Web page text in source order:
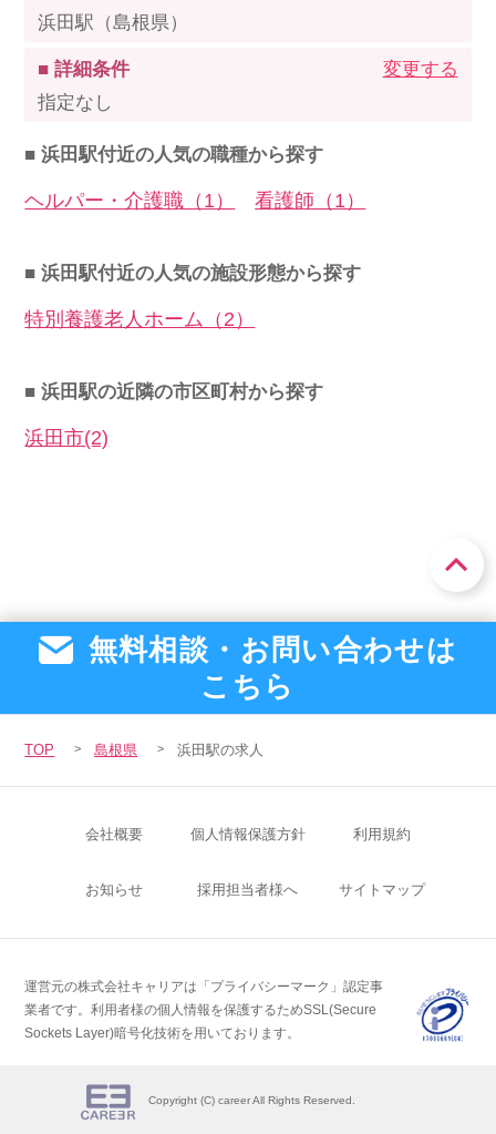
浜田駅（島根県）
■ 詳細条件
指定なし
変更する
■ 浜田駅付近の人気の職種から探す
ヘルパー・介護職（1） 看護師（1）
■ 浜田駅付近の人気の施設形態から探す
特別養護老人ホーム（2）
■ 浜田駅の近隣の市区町村から探す
浜田市(2)
無料相談・お問い合わせは
こちら
TOP 島根県 浜田駅の求人
会社概要 個人情報保護方針 利用規約
お知らせ 採用担当者様へ サイトマップ
運営元の株式会社キャリアは「プライバシーマーク」認定事
業者です。利用者様の個人情報を保護するためSSL(Secure
Sockets Layer)暗号化技術を用いております。
Copyright (C) career All Rights Reserved.